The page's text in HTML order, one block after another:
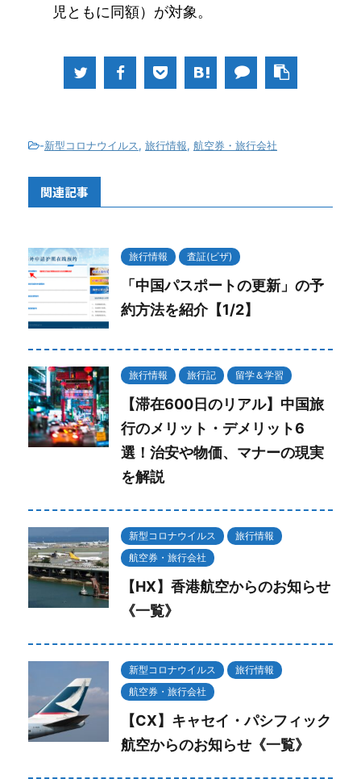
児ともに同額）が対象。
-新型コロナウイルス, 旅行情報, 航空券・旅行会社
関連記事
旅行情報 査証(ビザ)
「中国パスポートの更新」の予
約方法を紹介【1/2】
旅行情報 旅行記 留学＆学習
【滞在600日のリアル】中国旅
行のメリット・デメリット6
選！治安や物価、マナーの現実
を解説
新型コロナウイルス
旅行情報
航空券・旅行会社
【HX】香港航空からのお知らせ
《一覧》
新型コロナウイルス
旅行情報
航空券・旅行会社
【CX】キャセイ・パシフィック
航空からのお知らせ《一覧》